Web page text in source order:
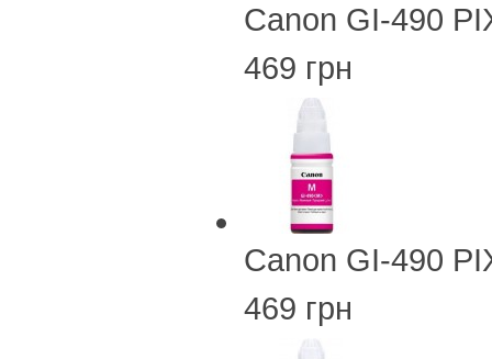
Canon GI-490
469 грн
Canon GI-490
469 грн